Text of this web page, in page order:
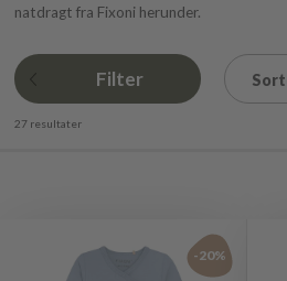
natdragt fra Fixoni herunder.
Filter
27 resultater
-20%